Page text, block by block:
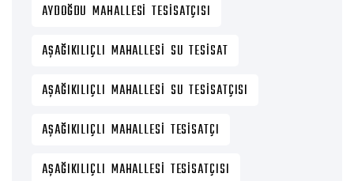
AYDOĞDU MAHALLESI TESISATÇISI
AŞAĞIKILIÇLI MAHALLESI SU TESISAT
AŞAĞIKILIÇLI MAHALLESI SU TESISATÇISI
AŞAĞIKILIÇLI MAHALLESI TESISATÇI
AŞAĞIKILIÇLI MAHALLESI TESISATÇISI